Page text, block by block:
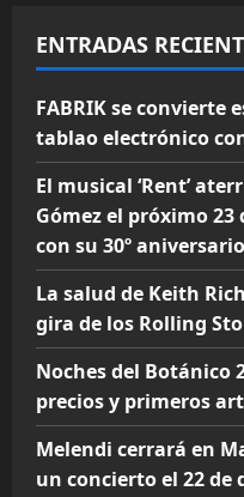
ENTRADAS
FABRIK se convierte
tablao electrónico
El musical ‘Rent’
Gómez el próximo
con su 30º aniversario
La salud de Keith
gira de los Rolling
Noches del Botánico
precios y primeros
Melendi cerrará en
un concierto el 22 de